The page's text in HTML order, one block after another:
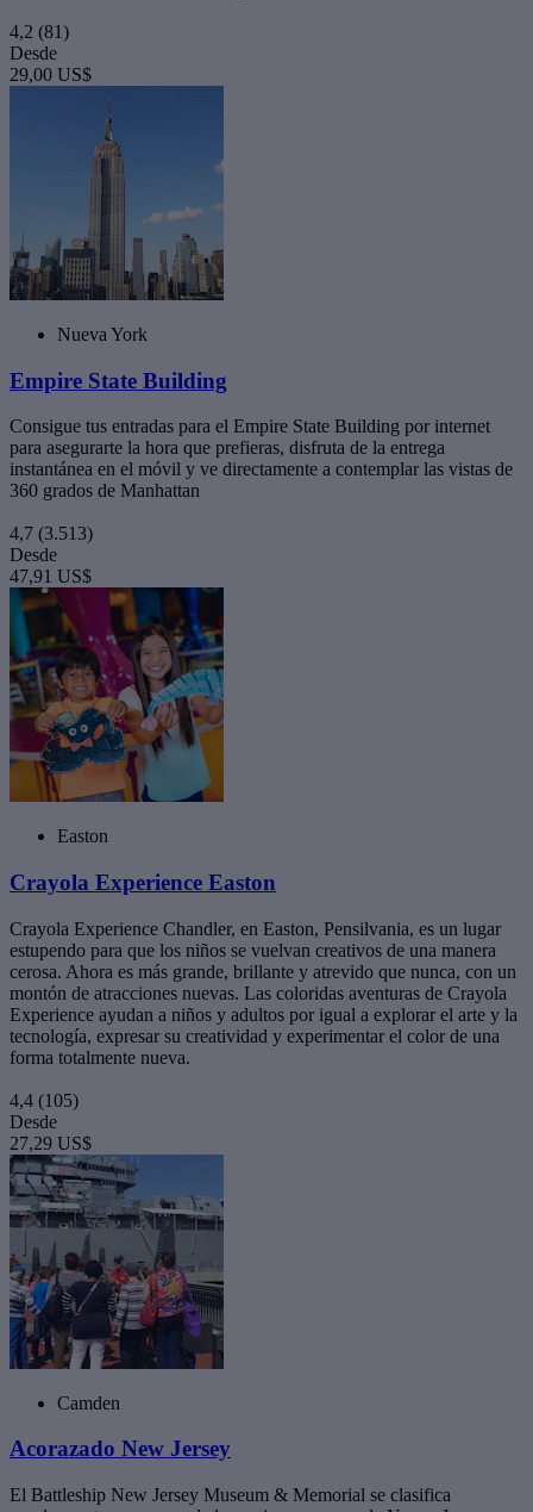
4,2 (81)
Desde
29,00 US$
Nueva York
Empire State Building
Consigue tus entradas para el Empire State Building por internet
para asegurarte la hora que prefieras, disfruta de la entrega
instantánea en el móvil y ve directamente a contemplar las vistas de
360 grados de Manhattan
4,7 (3.513)
Desde
47,91 US$
Easton
Crayola Experience Easton
Crayola Experience Chandler, en Easton, Pensilvania, es un lugar
estupendo para que los niños se vuelvan creativos de una manera
cerosa. Ahora es más grande, brillante y atrevido que nunca, con un
montón de atracciones nuevas. Las coloridas aventuras de Crayola
Experience ayudan a niños y adultos por igual a explorar el arte y la
tecnología, expresar su creatividad y experimentar el color de una
forma totalmente nueva.
4,4 (105)
Desde
27,29 US$
Camden
Acorazado New Jersey
El Battleship New Jersey Museum & Memorial se clasifica